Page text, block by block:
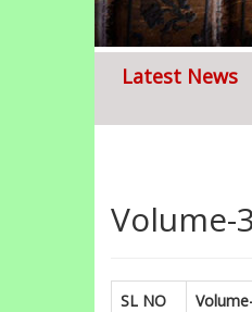
Latest News
Volume-
SL NO